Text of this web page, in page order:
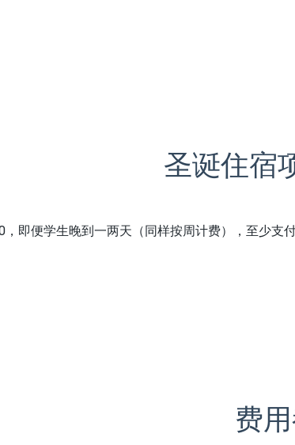
圣诞住宿
即便学生晚到一两天（同样按周计费），至少支
费